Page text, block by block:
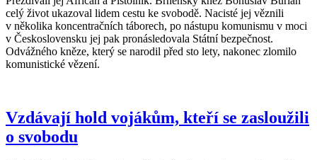
celý život ukazoval lidem cestu ke svobodě. Nacisté jej věznili
v několika koncentračních táborech, po nástupu komunismu v moci
v Československu jej pak pronásledovala Státní bezpečnost.
Odvážného kněze, který se narodil před sto lety, nakonec zlomilo
komunistické vězení.
Vzdávají hold vojákům, kteří se zasloužili
o svobodu